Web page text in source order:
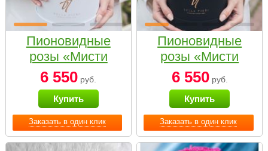
Заказать в один клик
Пионовидные
розы «Мисти
бабблс» в белой
коробке Small
6 550 руб.
Купить
Заказать в один клик
Пионовидные
розы «Мисти
бабблс» в
черной коробке
Small
6 550руб.
Купить